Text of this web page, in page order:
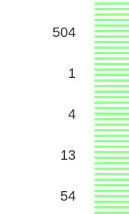
504
1
4
13
54